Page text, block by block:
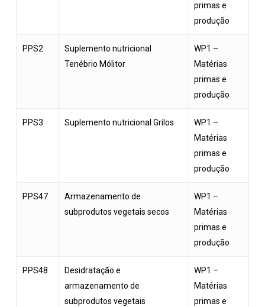
primas e
produção
PPS2
Suplemento nutricional
Tenébrio Mólitor
WP1 –
Matérias
primas e
produção
PPS3 Suplemento nutricional Grilos
WP1 –
Matérias
primas e
produção
PPS47
Armazenamento de
subprodutos vegetais secos
WP1 –
Matérias
primas e
produção
PPS48
Desidratação e
armazenamento de
subprodutos vegetais
WP1 –
Matérias
primas e